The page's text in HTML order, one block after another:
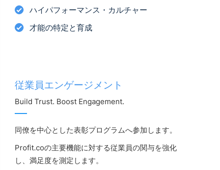
ハイパフォーマンス・カルチャー
才能の特定と育成
従業員エンゲージメント
Build Trust. Boost Engagement.
同僚を中心とした表彰プログラムへ参加します。
Profit.coの主要機能に対する従業員の関与を強化
し、満足度を測定します。